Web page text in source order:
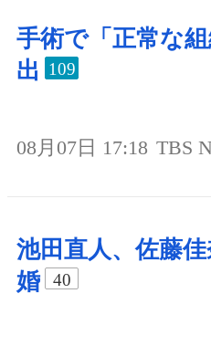
手術で「正常な
出
109
08月07日 17:18 TBS
池田直人、佐藤
婚
40